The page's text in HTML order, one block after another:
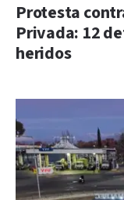
Protesta
Privada: 12
heridos